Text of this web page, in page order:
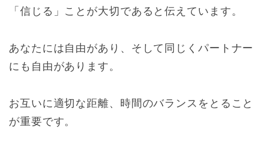
「信じる」ことが大切であると伝えています。
あなたには自由があり、そして同じくパートナー
にも自由があります。
お互いに適切な距離、時間のバランスをとること
が重要です。